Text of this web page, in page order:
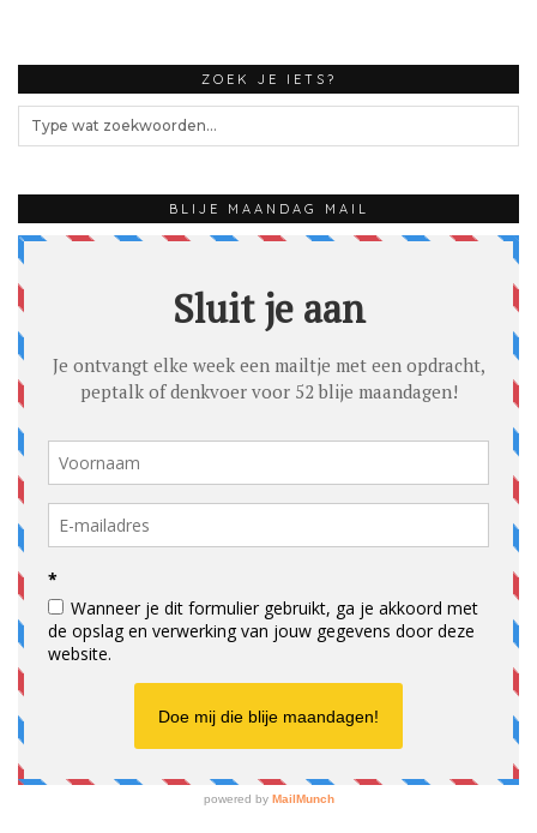
ZOEK JE IETS?
BLIJE MAANDAG MAIL